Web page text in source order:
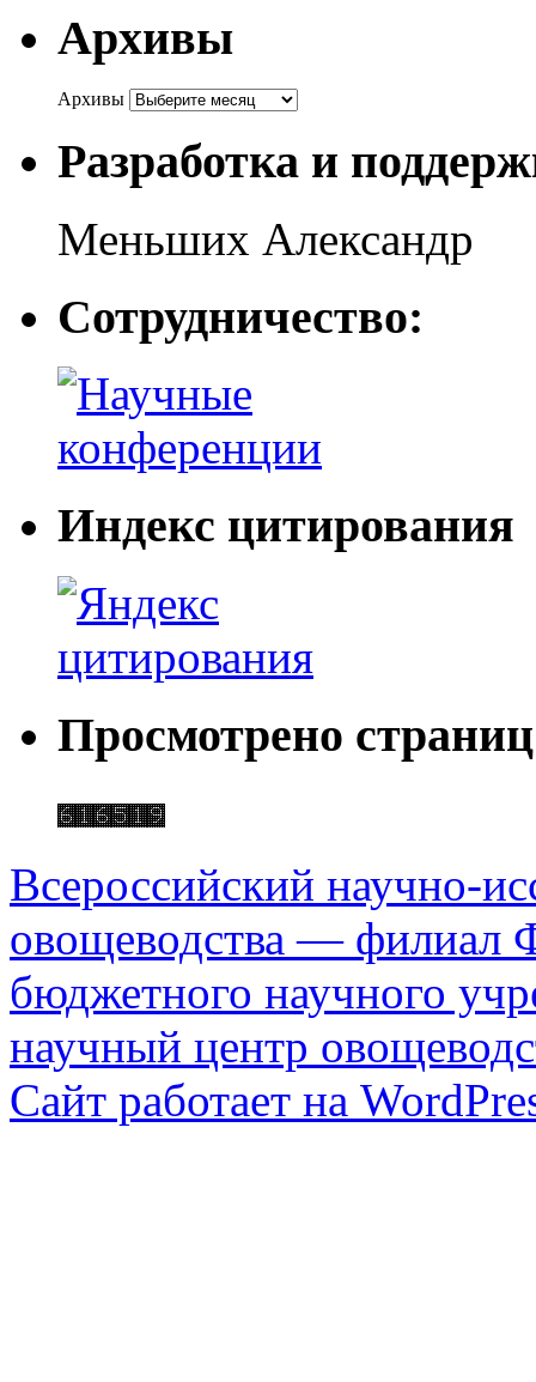
Архивы
Архивы
Разработка и
Меньших Александр
Сотрудничество:
Индекс цитирования
Просмотрено
Всероссийский научно-
овощеводства — филиал
бюджетного научного
научный центр
Сайт работает на